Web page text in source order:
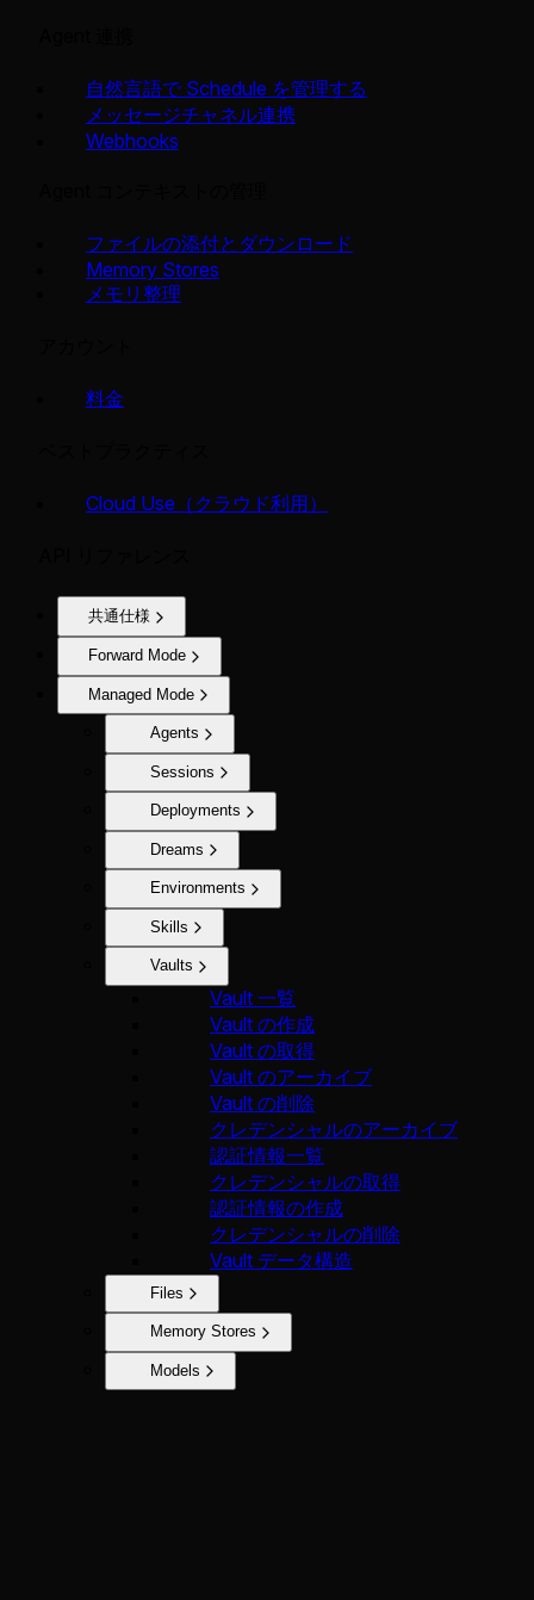
自然言語で Schedule を管理する
メッセージチャネル連携
Webhooks
ファイルの添付とダウンロード
Memory Stores
メモリ整理
料金
Cloud Use（クラウド利用）
共通仕様
Forward Mode
Managed Mode
Agents
Sessions
Deployments
Dreams
Environments
Skills
Vaults
Vault 一覧
Vault の作成
Vault の取得
Vault のアーカイブ
Vault の削除
クレデンシャルのアーカイブ
認証情報一覧
クレデンシャルの取得
認証情報の作成
クレデンシャルの削除
Vault データ構造
Files
Memory Stores
Models